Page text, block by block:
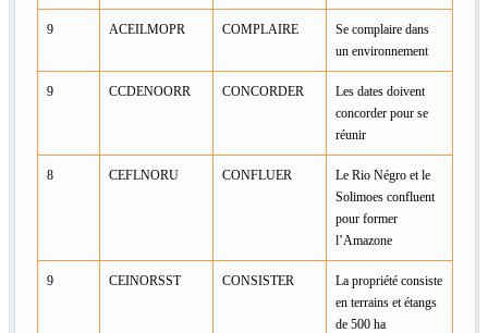
9 ACEILMOPR COMPLAIRE
Se complaire dans
un environnement
9 CCDENOORR CONCORDER
Les dates doivent
concorder pour se
réunir
8 CEFLNORU CONFLUER
Le Rio Négro et le
Solimoes confluent
pour former
l’Amazone
9 CEINORSST CONSISTER
La propriété consiste
en terrains et étangs
de 500 ha